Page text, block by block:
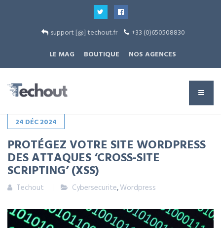
support [@] techout.fr
+33 (0)650508830
LE MAG
BOUTIQUE NOS AGENCES
24 DÉC2024
PROTÉGEZ VOTRE SITE WORDPRESS
DES ATTAQUES ‘CROSS-SITE
SCRIPTING’ (XSS)
Techout Cybersecurite,Wordpress